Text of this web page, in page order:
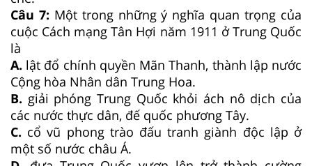
Câu 7: Một trong những ý nghĩa quan trọng của
cuộc Cách mạng Tân Hợi năm 1911 ở Trung Quốc
là
A. lật đổ chính quyền Mãn Thanh, thành lập nước
Cộng hòa Nhân dân Trung Hoa.
B. giải phóng Trung Quốc khỏi ách nô dịch của
các nước thực dân, đế quốc phương Tây.
C. cổ vũ phong trào đấu tranh giành độc lập ở
một số nước châu Á.